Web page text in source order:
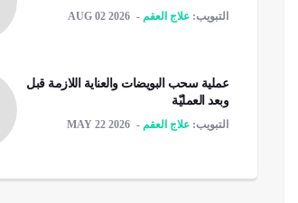
التبويب: علاج العقم AUG 02 2026
عملية سحب البويضات والعناية اللازمة قبل
وبعد العمليّة
التبويب: علاج العقم MAY 22 2026